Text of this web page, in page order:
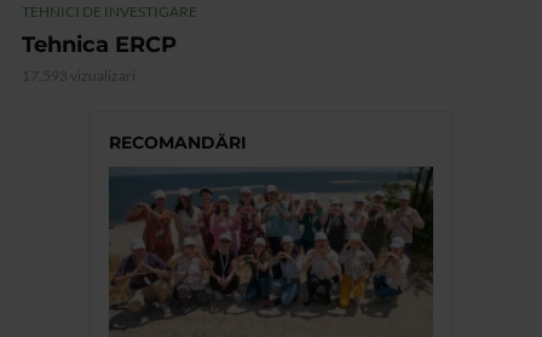
TEHNICI DE INVESTIGARE
Tehnica ERCP
17.593 vizualizari
RECOMANDĂRI